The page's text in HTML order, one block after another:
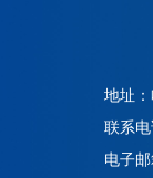
地址
联系
电子